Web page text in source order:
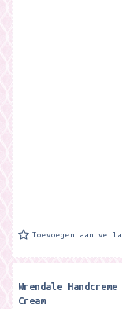
Toevoegen aan
Wrendale
Cream